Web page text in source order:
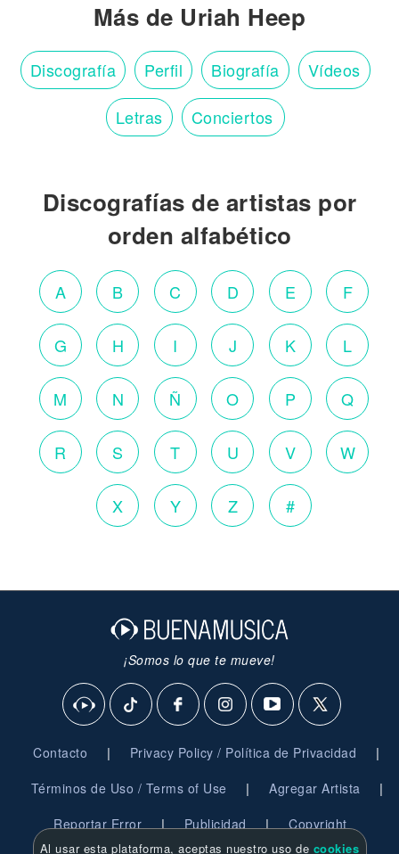
Más de Uriah Heep
Discografía Perfil Biografía Vídeos
Letras Conciertos
Discografías de artistas por
orden alfabético
A B C D E F
G H I J K L
M N Ñ O P Q
R S T U V W
X Y Z #
¡Somos lo que te mueve!
Contacto | Privacy Policy / Política de Privacidad |
Términos de Uso / Terms of Use | Agregar Artista |
Reportar Error | Publicidad | Copyright
Al usar esta plataforma, aceptas nuestro uso de cookies